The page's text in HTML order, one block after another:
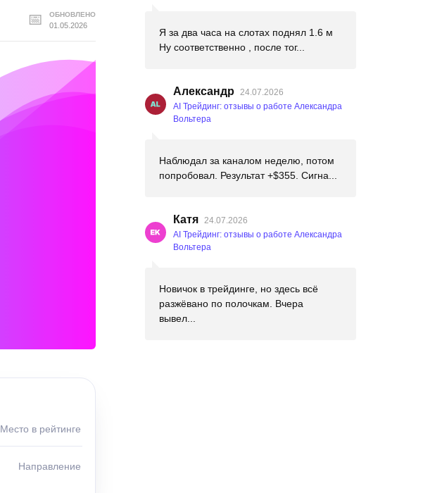
ОБНОВЛЕНО
01.05.2026
Место в рейтинге
Направление
Я за два часа на слотах поднял 1.6 м
Ну соответственно , после тог...
Александр
24.07.2026
AI Трейдинг: отзывы о работе Александра
Вольтера
Наблюдал за каналом неделю, потом
попробовал. Результат +$355. Сигна...
Катя 24.07.2026
AI Трейдинг: отзывы о работе Александра
Вольтера
Новичок в трейдинге, но здесь всё
разжёвано по полочкам. Вчера
вывел...